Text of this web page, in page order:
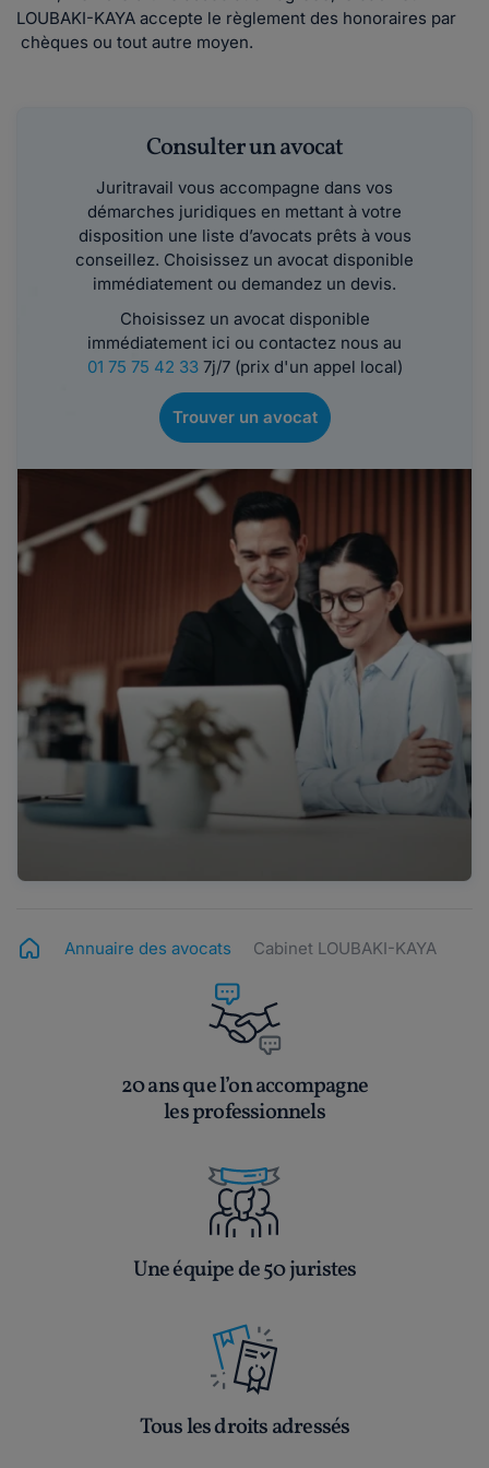
LOUBAKI-KAYA accepte le règlement des honoraires par
chèques ou tout autre moyen.
Consulter un avocat
Juritravail vous accompagne dans vos
démarches juridiques en mettant à votre
disposition une liste d’avocats prêts à vous
conseillez. Choisissez un avocat disponible
immédiatement ou demandez un devis.
Choisissez un avocat disponible
immédiatement ici ou contactez nous au
01 75 75 42 337j/7 (prix d'un appel local)
Trouver un avocat
Annuaire des avocats Cabinet LOUBAKI-KAYA
20 ans que l’on accompagne
les professionnels
Une équipe de 50 juristes
Tous les droits adressés